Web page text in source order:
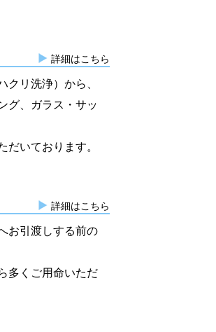
詳細はこちら
リ洗浄）から、
グ、ガラス・サッ
いております。
詳細はこちら
お引渡しする前の
多くご用命いただ